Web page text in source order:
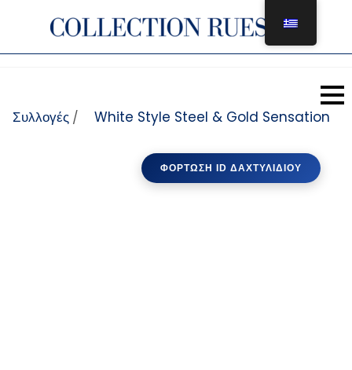
Συλλογές / White Style Steel & Gold Sensation
ΦΌΡΤΩΣΗ ID ΔΑΧΤΥΛΙΔΙΟΎ